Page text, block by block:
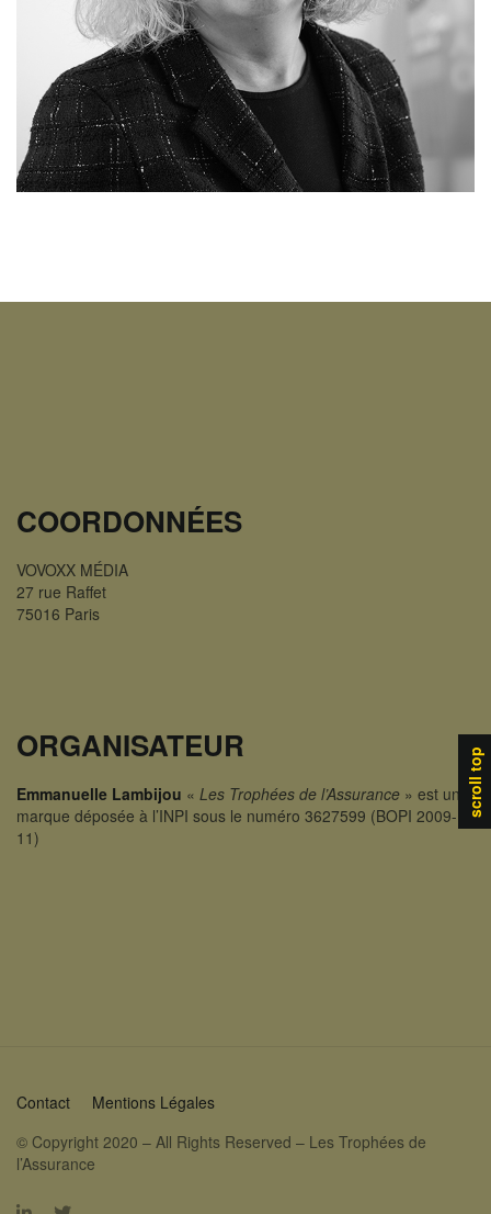
COORDONNÉES
VOVOXX MÉDIA
27 rue Raffet
75016 Paris
ORGANISATEUR
Emmanuelle Lambijou « Les Trophées de l’Assurance » est une
marque déposée à l’INPI sous le numéro 3627599 (BOPI 2009-
11)
Contact
Mentions Légales
© Copyright 2020 – All Rights Reserved – Les Trophées de
l’Assurance
scroll top